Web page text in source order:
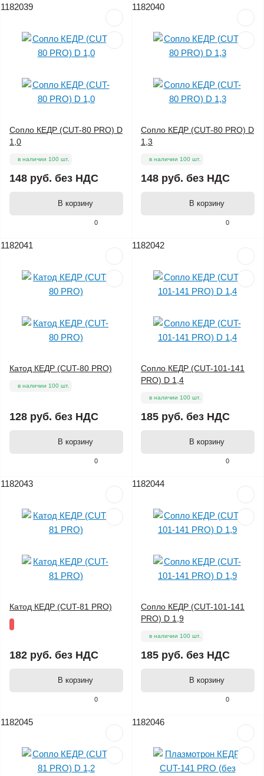
1182039
0
Сопло КЕДР (CUT-80 PRO) D
1,0
в наличии 100 шт.
148 руб. без НДС
В корзину
1182040
0
Сопло КЕДР (CUT-80 PRO) D
1,3
в наличии 100 шт.
148 руб. без НДС
В корзину
1182041
0
Катод КЕДР (CUT-80 PRO)
в наличии 100 шт.
128 руб. без НДС
В корзину
1182042
0
Сопло КЕДР (CUT-101-141
PRO) D 1,4
в наличии 100 шт.
185 руб. без НДС
В корзину
1182043
0
Катод КЕДР (CUT-81 PRO)
182 руб. без НДС
В корзину
1182044
0
Сопло КЕДР (CUT-101-141
PRO) D 1,9
в наличии 100 шт.
185 руб. без НДС
В корзину
1182045 1182046